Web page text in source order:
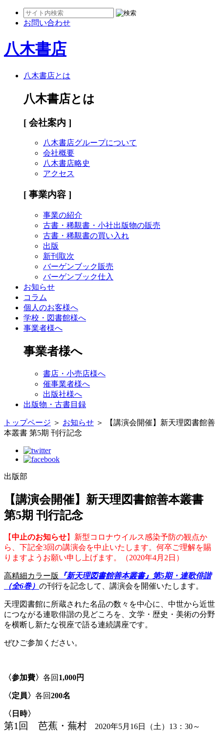
お問い合わせ
八木書店
八木書店とは
八木書店とは
[ 会社案内 ]
八木書店グループについて
会社概要
八木書店略史
アクセス
[ 事業内容 ]
事業の紹介
古書・稀覯書・小社出版物の販売
古書・稀覯書の買い入れ
出版
新刊取次
バーゲンブック販売
バーゲンブック仕入
お知らせ
コラム
個人のお客様へ
学校・図書館様へ
事業者様へ
事業者様へ
書店・小売店様へ
催事業者様へ
出版社様へ
出版物・古書目録
トップページ ＞ お知らせ ＞
【講演会開催】新天理図書館善
本叢書 第5期 刊行記念
出版部
【講演会開催】新天理図書館善本叢書
第5期 刊行記念
【中止のお知らせ】新型コロナウイルス感染予防の観点か
ら、下記全3回の講演会を中止いたします。何卒ご理解を賜
りますようお願い申し上げます。（2020年4月2日）
高精細カラー版
『新天理図書館善本叢書』第5期・連歌俳諧
（全6巻） の刊行を記念して、講演会を開催いたします。
天理図書館に所蔵された名品の数々を中心に、中世から近世
につながる連歌俳諧の見どころを、文学・歴史・美術の分野
を横断し新たな視座で語る連続講座です。
ぜひご参加ください。
〈参加費〉 各回 1,000円
〈定員〉 各回200名
〈日時〉
第1回 芭蕉・蕪村 2020年5月16日（土）13：30～